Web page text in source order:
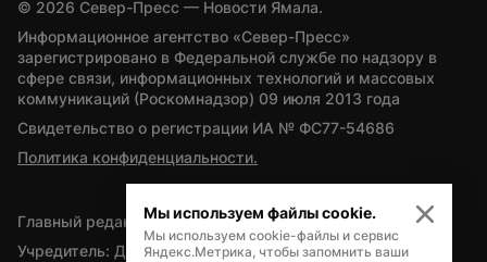
© 2026 Север-Пресс — Новости Ямала.
Информационное агентство «Север-Пресс»
зарегистрировано в Федеральной службе по надзору в
сфере связи, информационных технологий и массовых
коммуникаций (Роскомнадзор) 09 июля 2013 года
Свидетельство о регистрации ИА № ФС77-54686
Политика конфиденциальности.
Главный редактор — А.Л. Поздеев
Учредитель: Департамент внутренней политики Ямало-
Мы используем файлы cookie.
Мы используем cookie-файлы и сервис
Яндекс.Метрика, чтобы запомнить ваши